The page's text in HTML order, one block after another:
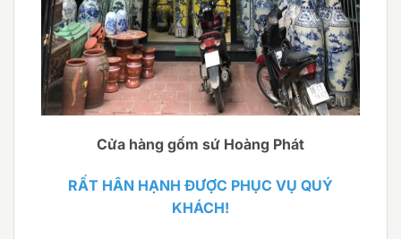
Cửa hàng gốm sứ Hoàng Phát
RẤT HÂN HẠNH ĐƯỢC PHỤC VỤ QUÝ
KHÁCH!